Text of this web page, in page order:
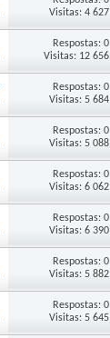
Visitas: 4 627
Respostas: 0
Visitas: 12 656
Respostas: 0
Visitas: 5 684
Respostas: 0
Visitas: 5 088
Respostas: 0
Visitas: 6 062
Respostas: 0
Visitas: 6 390
Respostas: 0
Visitas: 5 882
Respostas: 0
Visitas: 5 645